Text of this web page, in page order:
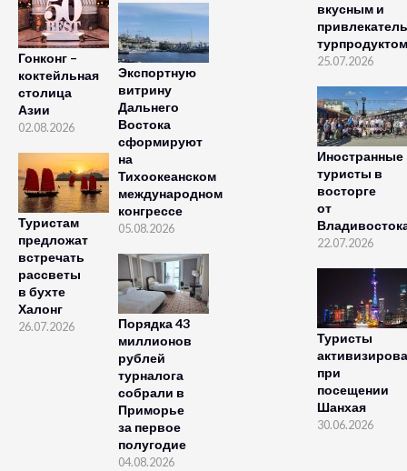
Гонконг –
коктейльная
столица
Азии
02.08.2026
Туристам
предложат
встречать
рассветы
в бухте
Халонг
26.07.2026
Экспортную
витрину
Дальнего
Востока
сформируют
на
Тихоокеанском
международном
конгрессе
05.08.2026
Порядка 43
миллионов
рублей
турналога
собрали в
Приморье
за первое
полугодие
04.08.2026
вкусным и
турпродуктом
25.07.2026
Иностранные
туристы в
восторге
от
22.07.2026
Туристы
при
посещении
Шанхая
30.06.2026